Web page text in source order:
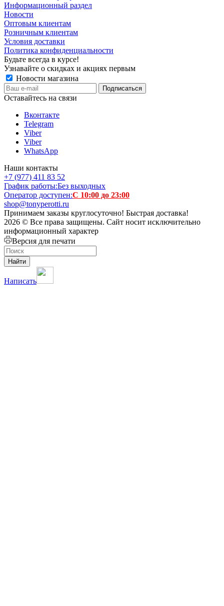
Информационный раздел
Новости
Оптовым клиентам
Розничным клиентам
Условия доставки
Политика конфиденциальности
Будьте всегда в курсе!
Узнавайте о скидках и акциях первым
Новости магазина
Оставайтесь на связи
Вконтакте
Telegram
Viber
Viber
WhatsApp
Наши контакты
+7 (977) 411 83 52
График работы:Без выходных
Оператор доступен:С 10:00 до 23:00
shop@tonyperotti.ru
Принимаем заказы круглосуточно! Быстрая доставка!
2026 © Все права защищены. Сайт носит исключительно
информационный характер
Версия для печати
Найти
Написать